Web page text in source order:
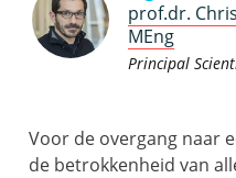
prof.dr.
MEng
Principal
Voor de overgang naar
de betrokkenheid van